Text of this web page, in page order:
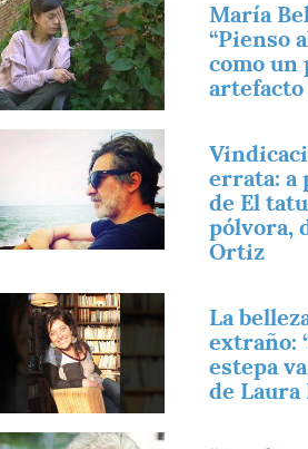
María
“Pienso
como un
artefacto
errata: a
de El
pólvora,
Ortiz
La
extraño:
estepa
de